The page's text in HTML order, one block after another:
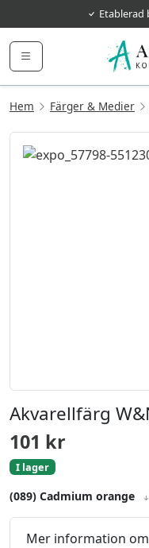
Etablerad
Hem Färger & Medier
Akvarellfärg
101 kr
I lager
(089) Cadmium orange
Mer information